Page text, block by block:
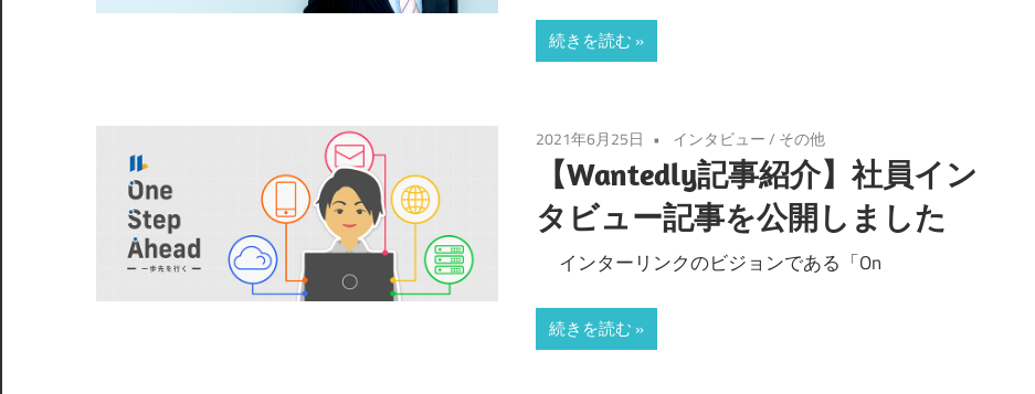
続きを読む
2021年6月25日 インタビュー/ その他
【Wantedly記事紹介】社員イン
タビュー記事を公開しました
インターリンクのビジョンである「On
続きを読む